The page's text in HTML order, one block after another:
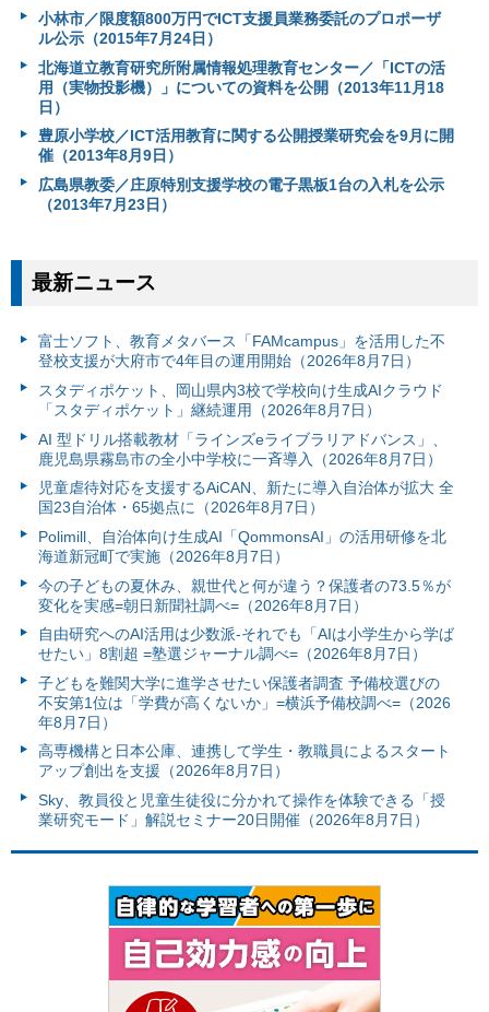
小林市／限度額800万円でICT支援員業務委託のプロポーザ
ル公示（2015年7月24日）
北海道立教育研究所附属情報処理教育センター／「ICTの活
用（実物投影機）」についての資料を公開（2013年11月18
日）
豊原小学校／ICT活用教育に関する公開授業研究会を9月に開
催（2013年8月9日）
広島県教委／庄原特別支援学校の電子黒板1台の入札を公示
（2013年7月23日）
最新ニュース
富⼠ソフト、教育メタバース「FAMcampus」を活用した不
登校支援が大府市で4年目の運用開始（2026年8月7日）
スタディポケット、岡山県内3校で学校向け生成AIクラウド
「スタディポケット」継続運用（2026年8月7日）
AI 型ドリル搭載教材「ラインズeライブラリアドバンス」、
鹿児島県霧島市の全小中学校に一斉導入（2026年8月7日）
児童虐待対応を支援するAiCAN、新たに導入自治体が拡大 全
国23自治体・65拠点に（2026年8月7日）
Polimill、自治体向け生成AI「QommonsAI」の活用研修を北
海道新冠町で実施（2026年8月7日）
今の子どもの夏休み、親世代と何が違う？保護者の73.5％が
変化を実感=朝日新聞社調べ=（2026年8月7日）
自由研究へのAI活用は少数派-それでも「AIは小学生から学ば
せたい」8割超 =塾選ジャーナル調べ=（2026年8月7日）
子どもを難関大学に進学させたい保護者調査 予備校選びの
不安第1位は「学費が高くないか」=横浜予備校調べ=（2026
年8月7日）
高専機構と日本公庫、連携して学生・教職員によるスタート
アップ創出を支援（2026年8月7日）
Sky、教員役と児童生徒役に分かれて操作を体験できる「授
業研究モード」解説セミナー20日開催（2026年8月7日）